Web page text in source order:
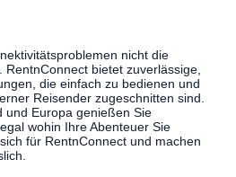
nicht die
bietet zuverlässige,
die einfach zu bedienen und
Reisender zugeschnitten sind.
und Europa genießen Sie
wohin Ihre Abenteuer Sie
für RentnConnect und machen